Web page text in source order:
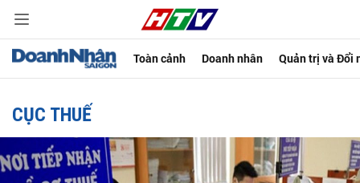
Toàn cảnh Doanh nhân Quản trị và Đổi
CỤC THUẾ